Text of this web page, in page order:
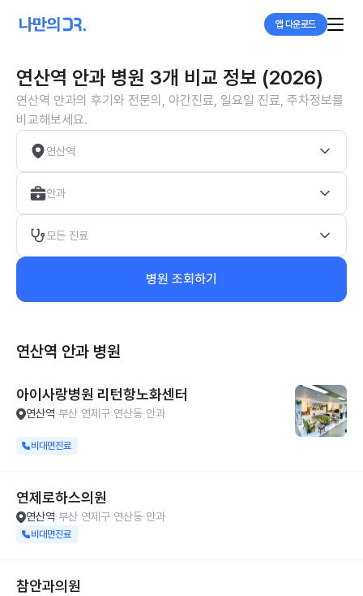
앱 다운로드
연산역 안과 병원 3개 비교 정보 (2026)
연산역 안과의 후기와 전문의, 야간진료, 일요일 진료, 주차정보를
비교해보세요.
연산역
안과
모든 진료
병원 조회하기
연산역 안과 병원
아이사랑병원 리턴항노화센터
연산역 부산 연제구 연산동 안과
비대면진료
연제로하스의원
연산역 부산 연제구 연산동 안과
비대면진료
참안과의원